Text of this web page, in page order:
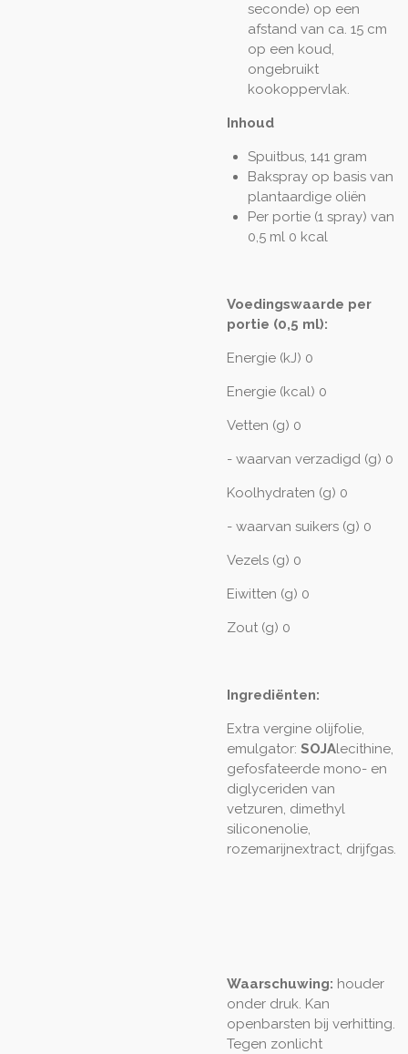
seconde) op een
afstand van ca. 15 cm
op een koud,
ongebruikt
kookoppervlak.
Inhoud
Spuitbus, 141 gram
Bakspray op basis van
plantaardige oliën
Per portie (1 spray) van
0,5 ml 0 kcal
Voedingswaarde per
portie (0,5 ml):
Energie (kJ) 0
Energie (kcal) 0
Vetten (g) 0
- waarvan verzadigd (g) 0
Koolhydraten (g) 0
- waarvan suikers (g) 0
Vezels (g) 0
Eiwitten (g) 0
Zout (g) 0
Ingrediënten:
Extra vergine olijfolie,
emulgator: SOJAlecithine,
gefosfateerde mono- en
diglyceriden van
vetzuren, dimethyl
siliconenolie,
rozemarijnextract, drijfgas.
Waarschuwing: houder
onder druk. Kan
openbarsten bij verhitting.
Tegen zonlicht